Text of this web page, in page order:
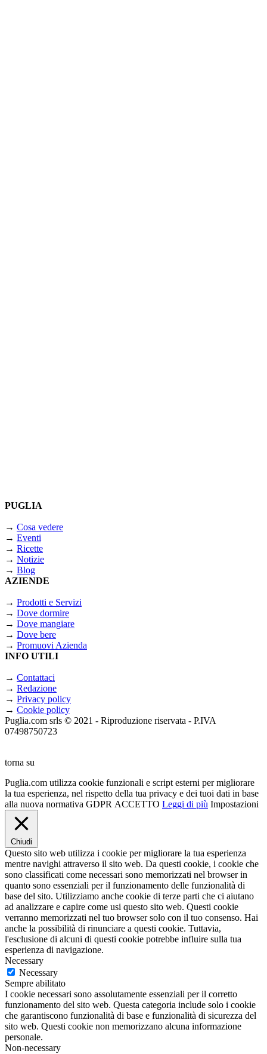
PUGLIA
→ Cosa vedere
→ Eventi
→ Ricette
→ Notizie
→ Blog
AZIENDE
→ Prodotti e Servizi
→ Dove dormire
→ Dove mangiare
→ Dove bere
→ Promuovi Azienda
INFO UTILI
→ Contattaci
→ Redazione
→ Privacy policy
→ Cookie policy
Puglia.com srls © 2021 - Riproduzione riservata - P.IVA
07498750723
torna su
Puglia.com utilizza cookie funzionali e script esterni per migliorare
la tua esperienza, nel rispetto della tua privacy e dei tuoi dati in base
alla nuova normativa GDPR ACCETTO Leggi di più Impostazioni
Chiudi
Questo sito web utilizza i cookie per migliorare la tua esperienza
mentre navighi attraverso il sito web. Da questi cookie, i cookie che
sono classificati come necessari sono memorizzati nel browser in
quanto sono essenziali per il funzionamento delle funzionalità di
base del sito. Utilizziamo anche cookie di terze parti che ci aiutano
ad analizzare e capire come usi questo sito web. Questi cookie
verranno memorizzati nel tuo browser solo con il tuo consenso. Hai
anche la possibilità di rinunciare a questi cookie. Tuttavia,
l'esclusione di alcuni di questi cookie potrebbe influire sulla tua
esperienza di navigazione.
Necessary
Necessary
Sempre abilitato
I cookie necessari sono assolutamente essenziali per il corretto
funzionamento del sito web. Questa categoria include solo i cookie
che garantiscono funzionalità di base e funzionalità di sicurezza del
sito web. Questi cookie non memorizzano alcuna informazione
personale.
Non-necessary